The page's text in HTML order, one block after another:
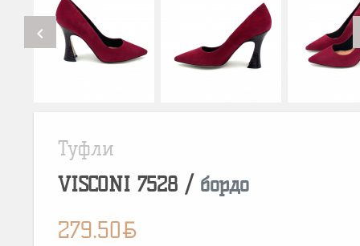
chevron_left
Туфли
VISCONI 7528 / бордо
279.50BYN